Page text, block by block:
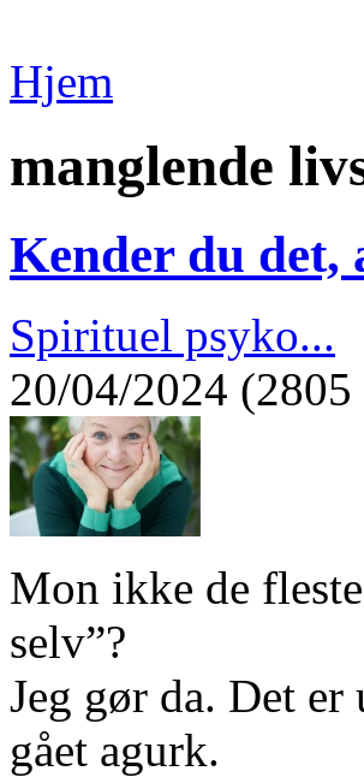
Hjem
manglende
Kender du det,
Spirituel psyko...
20/04/2024 (2805
Mon ikke de
selv”?
Jeg gør da. Det
gået agurk.